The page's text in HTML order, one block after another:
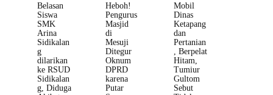
Belasan
Siswa
SMK
Arina
Sidikalan
g
dilarikan
ke RSUD
Sidikalan
g, Diduga
Heboh!
Pengurus
Masjid
di
Mesuji
Ditegur
Oknum
DPRD
karena
Putar
Mobil
Dinas
Ketapang
dan
Pertanian
, Berpelat
Hitam,
Tumiur
Gultom
Sebut